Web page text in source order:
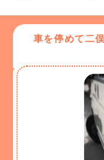
車を停めて二